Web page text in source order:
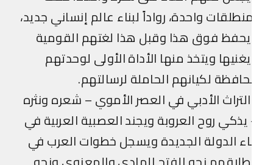
واحدة، رواداً لبناء عالم إنساني جديد،
فوق هذا وقبل هذا لغتهم القومية
ويتخذ منها الأداة الأولى لوحدتهم
لكيانهم الحاملة لرسالتهم.
الأدبي في العصر الأموي – شعره ونثره
روح العروبة ويجند العصبية العربية في
الدولة الجديدة ويسجل خطوات العرب في